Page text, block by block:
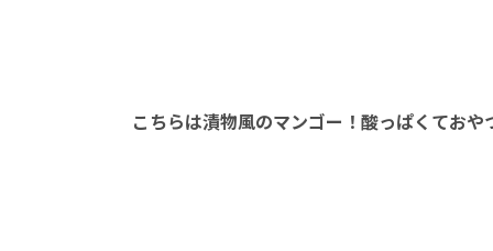
こちらは漬物風のマンゴー！酸っぱくておや